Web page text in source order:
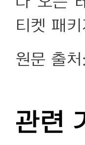
티켓 패
원문 출
관련